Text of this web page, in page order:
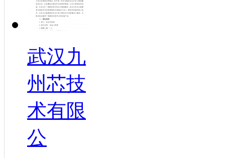
武汉九
州芯技
术有限
公